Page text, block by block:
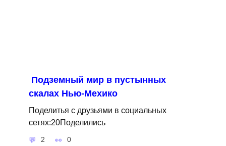
Подземный мир в пустынных
скалах Нью-Мехико
Поделитья с друзьями в социальных
сетях:20Поделились
2 0